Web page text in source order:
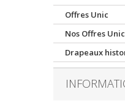
Offres Unic
Nos Offres Unic
Drapeaux